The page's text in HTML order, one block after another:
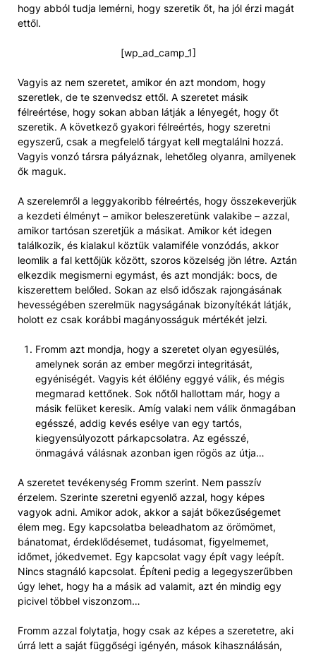
hogy abból tudja lemérni, hogy szeretik őt, ha jól érzi magát
ettől.
[wp_ad_camp_1]
Vagyis az nem szeretet, amikor én azt mondom, hogy
szeretlek, de te szenvedsz ettől. A szeretet másik
félreértése, hogy sokan abban látják a lényegét, hogy őt
szeretik. A következő gyakori félreértés, hogy szeretni
egyszerű, csak a megfelelő tárgyat kell megtalálni hozzá.
Vagyis vonzó társra pályáznak, lehetőleg olyanra, amilyenek
ők maguk.
A szerelemről a leggyakoribb félreértés, hogy összekeverjük
a kezdeti élményt – amikor beleszeretünk valakibe – azzal,
amikor tartósan szeretjük a másikat. Amikor két idegen
találkozik, és kialakul köztük valamiféle vonzódás, akkor
leomlik a fal kettőjük között, szoros közelség jön létre. Aztán
elkezdik megismerni egymást, és azt mondják: bocs, de
kiszerettem belőled. Sokan az első időszak rajongásának
hevességében szerelmük nagyságának bizonyítékát látják,
holott ez csak korábbi magányosságuk mértékét jelzi.
Fromm azt mondja, hogy a szeretet olyan egyesülés,
amelynek során az ember megőrzi integritását,
egyéniségét. Vagyis két élőlény eggyé válik, és mégis
megmarad kettőnek. Sok nőtől hallottam már, hogy a
másik felüket keresik. Amíg valaki nem válik önmagában
egésszé, addig kevés esélye van egy tartós,
kiegyensúlyozott párkapcsolatra. Az egésszé,
önmagává válásnak azonban igen rögös az útja…
A szeretet tevékenység Fromm szerint. Nem passzív
érzelem. Szerinte szeretni egyenlő azzal, hogy képes
vagyok adni. Amikor adok, akkor a saját bőkezűségemet
élem meg. Egy kapcsolatba beleadhatom az örömömet,
bánatomat, érdeklődésemet, tudásomat, figyelmemet,
időmet, jókedvemet. Egy kapcsolat vagy épít vagy leépít.
Nincs stagnáló kapcsolat. Építeni pedig a legegyszerűbben
úgy lehet, hogy ha a másik ad valamit, azt én mindig egy
picivel többel viszonzom…
Fromm azzal folytatja, hogy csak az képes a szeretetre, aki
úrrá lett a saját függőségi igényén, mások kihasználásán,